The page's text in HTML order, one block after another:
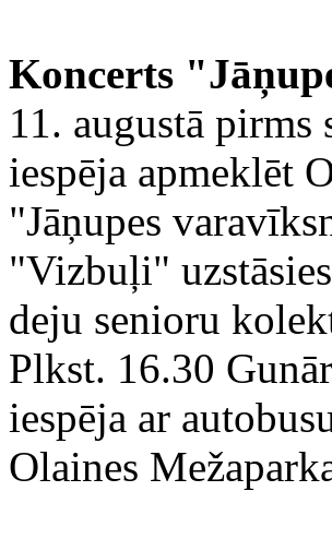
Koncerts
11. augustā pirms
iespēja apmeklēt
"Jāņupes
"Vizbuļi"
deju senioru
Plkst. 16.30
iespēja ar
Olaines